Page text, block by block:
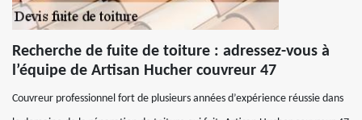
Recherche de fuite de toiture : adressez-vous à
l’équipe de Artisan Hucher couvreur 47
Couvreur professionnel fort de plusieurs années d’expérience réussie dans